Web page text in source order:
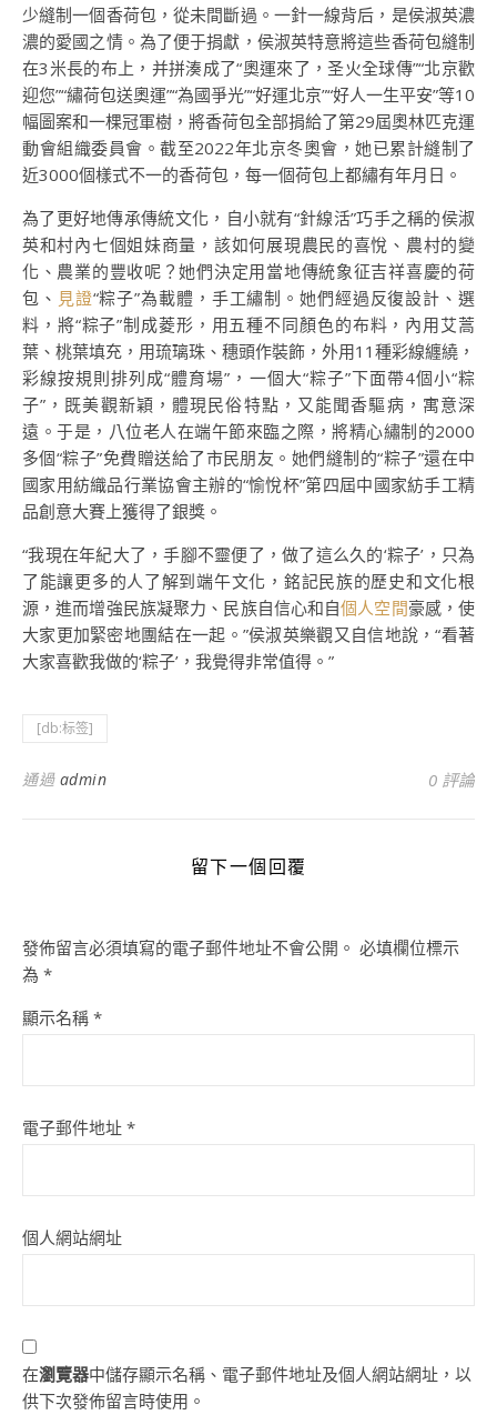
少縫制一個香荷包，從未間斷過。一針一線背后，是侯淑英濃
濃的愛國之情。為了便于捐獻，侯淑英特意將這些香荷包縫制
在3米長的布上，并拼湊成了“奧運來了，圣火全球傳”“北京歡
迎您”“繡荷包送奧運”“為國爭光”“好運北京”“好人一生平安”等10
幅圖案和一棵冠軍樹，將香荷包全部捐給了第29屆奧林匹克運
動會組織委員會。截至2022年北京冬奧會，她已累計縫制了
近3000個樣式不一的香荷包，每一個荷包上都繡有年月日。
為了更好地傳承傳統文化，自小就有“針線活”巧手之稱的侯淑
英和村內七個姐妹商量，該如何展現農民的喜悅、農村的變
化、農業的豐收呢？她們決定用當地傳統象征吉祥喜慶的荷
包、 見證“粽子”為載體，手工繡制。她們經過反復設計、選
料，將“粽子”制成菱形，用五種不同顏色的布料，內用艾蒿
葉、桃葉填充，用琉璃珠、穗頭作裝飾，外用11種彩線纏繞，
彩線按規則排列成“體育場”，一個大“粽子”下面帶4個小“粽
子”，既美觀新穎，體現民俗特點，又能聞香驅病，寓意深
遠。于是，八位老人在端午節來臨之際，將精心繡制的2000
多個“粽子”免費贈送給了市民朋友。她們縫制的“粽子”還在中
國家用紡織品行業協會主辦的“愉悅杯”第四屆中國家紡手工精
品創意大賽上獲得了銀獎。
“我現在年紀大了，手腳不靈便了，做了這么久的‘粽子’，只為
了能讓更多的人了解到端午文化，銘記民族的歷史和文化根
源，進而增強民族凝聚力、民族自信心和自個人空間豪感，使
大家更加緊密地團結在一起。”侯淑英樂觀又自信地說，“看著
大家喜歡我做的‘粽子’，我覺得非常值得。”
[db:标签]
通過 admin 0 評論
留下一個回覆
發佈留言必須填寫的電子郵件地址不會公開。 必填欄位標示
為 *
顯示名稱 *
電子郵件地址 *
個人網站網址
在瀏覽器中儲存顯示名稱、電子郵件地址及個人網站網址，以
供下次發佈留言時使用。